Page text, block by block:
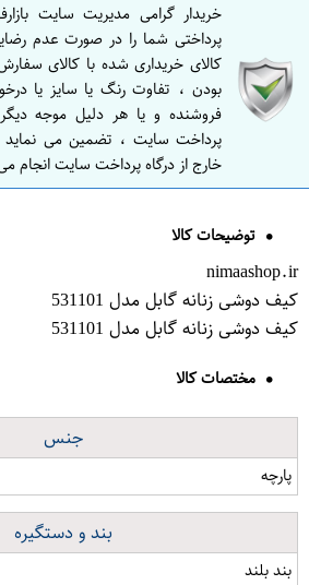
خریدار گرامی مدیریت سایت
پرداختی شما را در صورت عدم
کالای خریداری شده با کالای
بودن ، تفاوت رنگ یا سایز یا
فروشنده و یا هر دلیل موجه
پرداخت سایت ، تضمین می نماید
خارج از درگاه پرداخت سایت انجام
توضیحات کالا
nimaashop.ir
کیف دوشی زنانه گابل مدل 531101
کیف دوشی زنانه گابل مدل 531101
مختصات کالا
جنس
پارچه
بند و دستگیره
بند بلند